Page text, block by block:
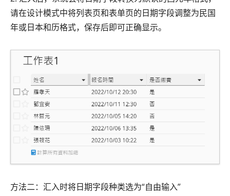
请在设计模式中将列表页和表单页的日期字段调整为民国
年或日本和历格式，保存后即可正确显示。
方法二：汇入时将日期字段种类选为“自由输入”